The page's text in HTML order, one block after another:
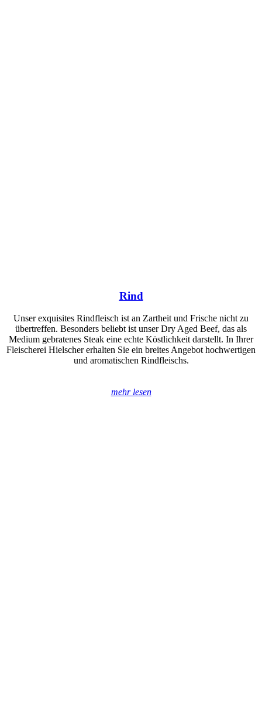
Rind
Unser exquisites Rindfleisch ist an Zartheit und Frische nicht zu
übertreffen. Besonders beliebt ist unser Dry Aged Beef, das als
Medium gebratenes Steak eine echte Köstlichkeit darstellt. In Ihrer
Fleischerei Hielscher erhalten Sie ein breites Angebot hochwertigen
und aromatischen Rindfleischs.
mehr lesen